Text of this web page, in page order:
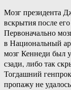
Мозг президента
вскрытия после
Первоначально
в Национальный
мозг Кеннеди был
сзади, либо так
Тогдашний
пропажу не